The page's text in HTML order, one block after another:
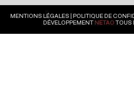
MENTIONS LÉGALES POLITIQUE DE
DÉVELOPPEMENT NETAO TOUS